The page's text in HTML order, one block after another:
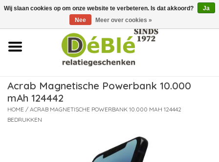
Over ons
Contact
Nieuws
Leveringsvoorwaarden
Acrab Magnetische Powerbank 10.000
mAh 124442
HOME / ACRAB MAGNETISCHE POWERBANK 10.000 MAH 124442
BEDRUKKEN
Wij slaan cookies op om onze website te verbeteren. Is dat akkoord?
Ja
Nee
Meer over cookies »